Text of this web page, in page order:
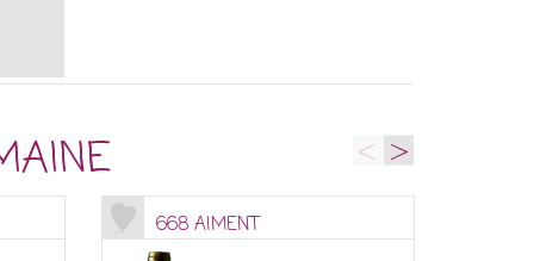
<
668 AIMENT
>